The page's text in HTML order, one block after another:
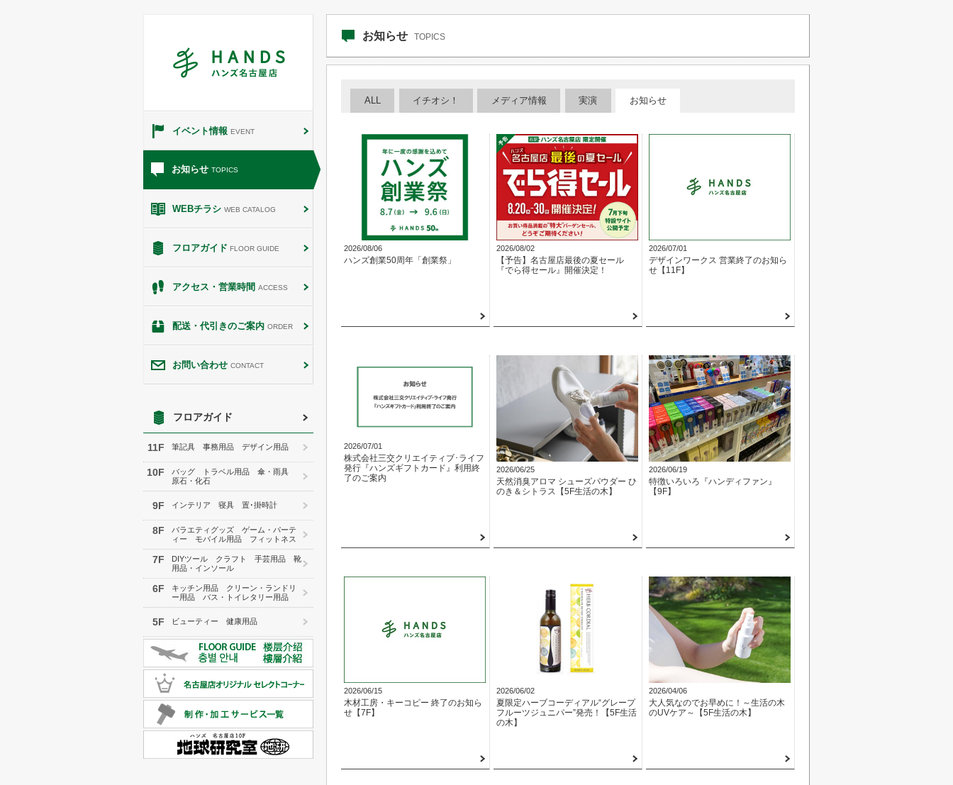
イベント情報 EVENT
お知らせ TOPICS
WEBチラシ WEB CATALOG
フロアガイド FLOOR GUIDE
アクセス・営業時間 ACCESS
配送・代引きのご案内 ORDER
お問い合わせ CONTACT
お知らせ TOPICS
ALL イチオシ！ メディア情報 実演 お知らせ
2026/08/06
ハンズ創業50周年「創業祭」
2026/08/02
【予告】名古屋店最後の夏セール
『でら得セール』開催決定！
2026/07/01
デザインワークス 営業終了のお知ら
せ【11F】
2026/07/01
株式会社三交クリエイティブ･ライフ
発行『ハンズギフトカード』利用終
了のご案内
2026/06/25
天然消臭アロマ シューズパウダー ひ
のき＆シトラス【5F生活の木】
2026/06/19
特徴いろいろ『ハンディファン』
【9F】
2026/06/15
木材工房・キーコピー 終了のお知ら
せ【7F】
2026/06/02
夏限定ハーブコーディアル“グレープ
フルーツジュニパー”発売！【5F生活
の木】
2026/04/06
大人気なのでお早めに！～生活の木
のUVケア～【5F生活の木】
フロアガイド
11F 筆記具 事務用品 デザイン用品
10F
バッグ トラベル用品 傘・雨具
原石・化石
9F インテリア 寝具 置･掛時計
8F
バラエティグッズ ゲーム・パーテ
ィー モバイル用品 フィットネス
7F
DIYツール クラフト 手芸用品 靴
用品・インソール
6F
キッチン用品 クリーン・ランドリ
ー用品 バス・トイレタリー用品
5F ビューティー 健康用品